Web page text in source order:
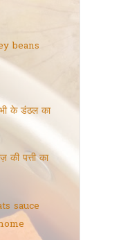
beans
के डंठल का
पत्ती का
sauce